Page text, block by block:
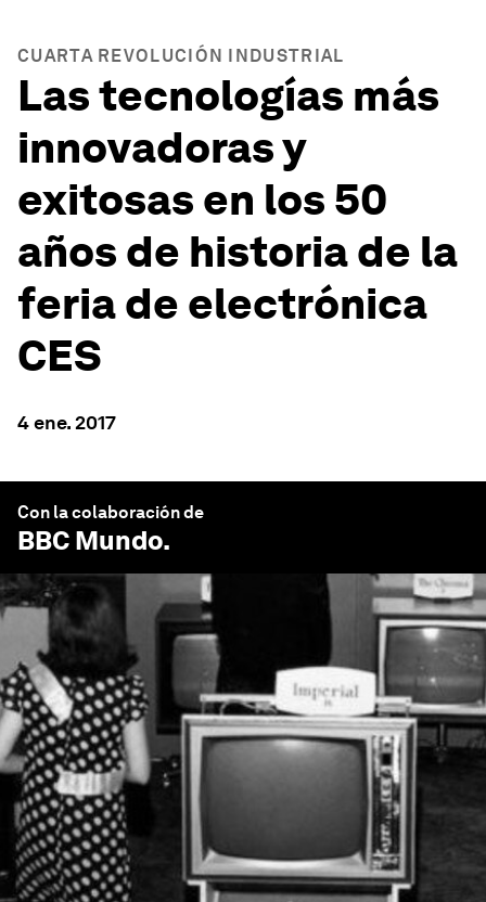
CUARTA REVOLUCIÓN INDUSTRIAL
Las tecnologías más
innovadoras y
exitosas en los 50
años de historia de la
feria de electrónica
CES
4 ene. 2017
Con la colaboración de
BBC Mundo.